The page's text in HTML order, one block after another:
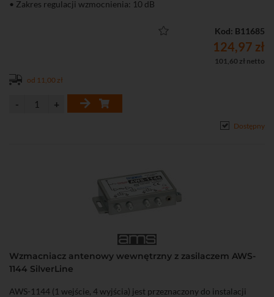
• Zakres regulacji wzmocnienia: 10 dB
Kod: B11685
124,97 zł
101,60 zł netto
od 11,00 zł
Dostępny
Wzmacniacz antenowy wewnętrzny z zasilaczem AWS-
1144 SilverLine
AWS-1144 (1 wejście, 4 wyjścia) jest przeznaczony do instalacji